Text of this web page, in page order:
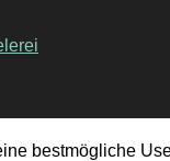
bestmögliche